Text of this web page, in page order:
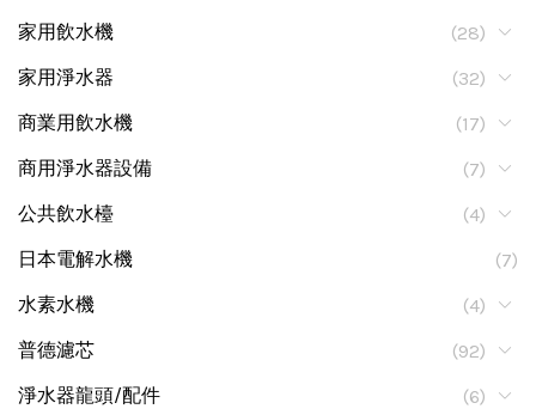
家用飲水機
(28)
家用淨水器
(32)
商業用飲水機
(17)
商用淨水器設備
(7)
公共飲水檯
(4)
日本電解水機
(7)
水素水機
(4)
普德濾芯
(92)
淨水器龍頭/配件
(6)